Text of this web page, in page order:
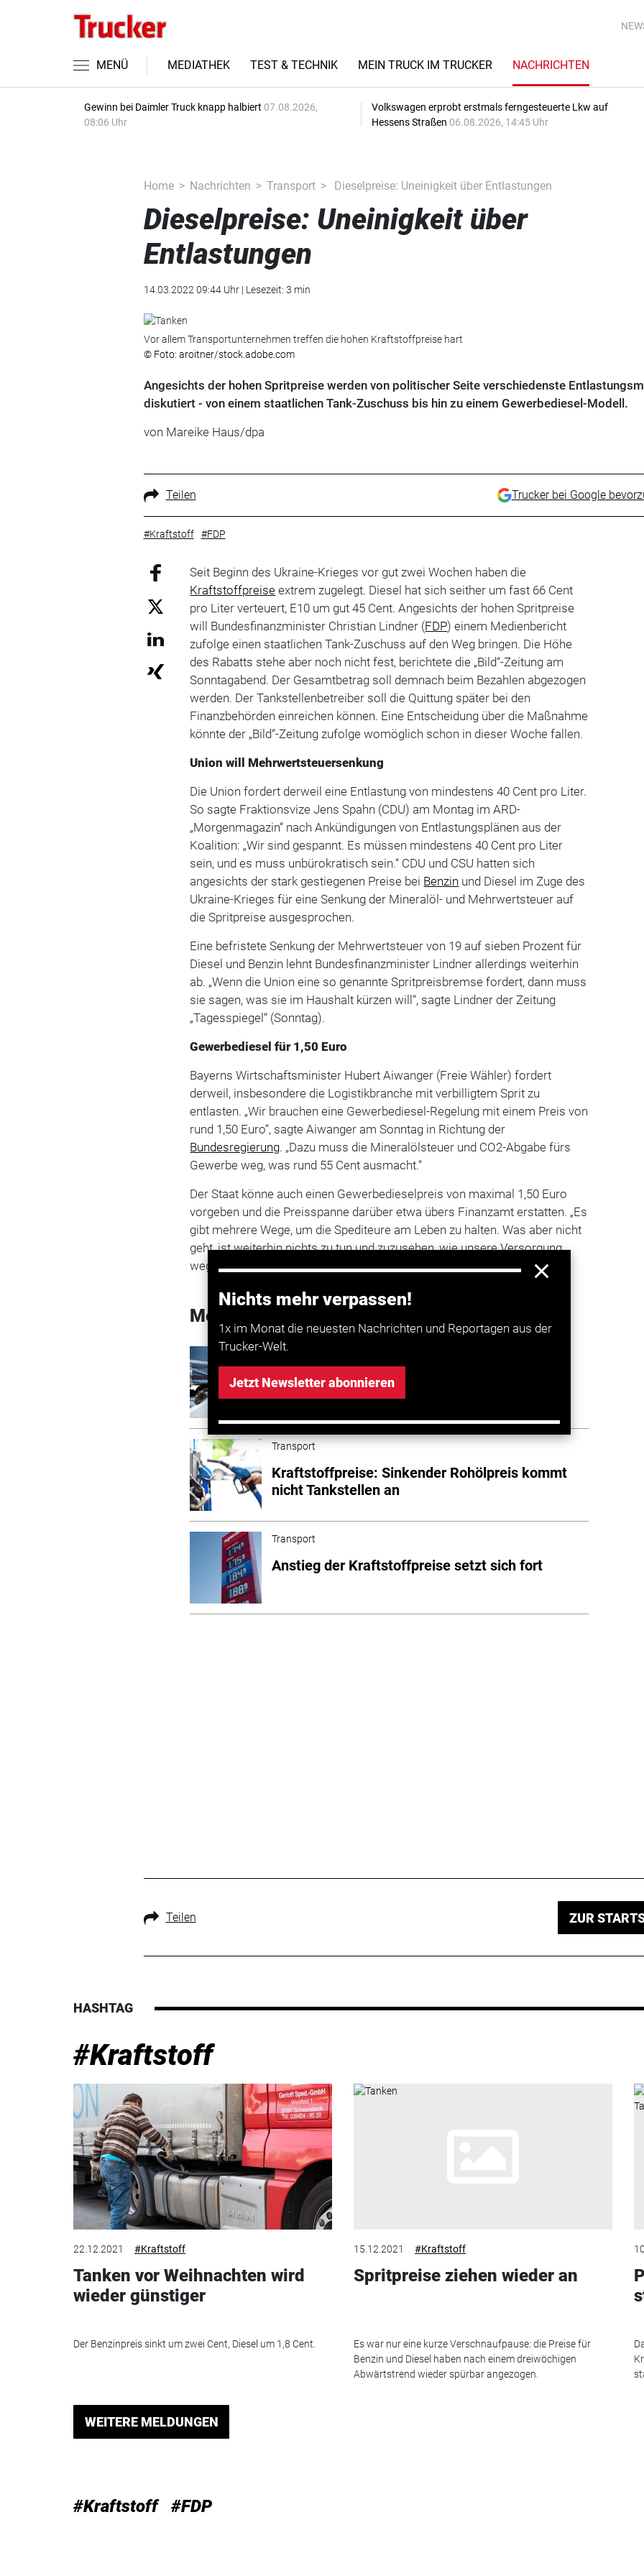
MENÜ MEDIATHEK TEST & TECHNIK MEIN TRUCK IM TRUCKER NACHRICHTEN
Gewinn bei Daimler Truck knapp halbiert 07.08.2026,
08:06 Uhr
Volkswagen erprobt erstmals ferngesteuerte Lkw auf
Hessens Straßen 06.08.2026, 14:45 Uhr
Home Nachrichten Transport Dieselpreise: Uneinigkeit über Entlastungen
Dieselpreise: Uneinigkeit über
Entlastungen
14.03.2022 09:44 Uhr | Lesezeit: 3 min
Vor allem Transportunternehmen treffen die hohen Kraftstoffpreise hart
© Foto: aroitner/stock.adobe.com
Angesichts der hohen Spritpreise werden von politischer Seite verschiedenste
diskutiert - von einem staatlichen Tank-Zuschuss bis hin zu einem Gewerbediesel-Modell.
von Mareike Haus/dpa
Teilen Trucker bei Google
#Kraftstoff #FDP
Nichts mehr verpassen!
1x im Monat die neuesten Nachrichten und Reportagen aus der
Trucker-Welt.
Jetzt Newsletter abonnieren
Seit Beginn des Ukraine-Krieges vor gut zwei Wochen haben die
Kraftstoffpreise extrem zugelegt. Diesel hat sich seither um fast 66 Cent
pro Liter verteuert, E10 um gut 45 Cent. Angesichts der hohen Spritpreise
will Bundesfinanzminister Christian Lindner (FDP) einem Medienbericht
zufolge einen staatlichen Tank-Zuschuss auf den Weg bringen. Die Höhe
des Rabatts stehe aber noch nicht fest, berichtete die „Bild“-Zeitung am
Sonntagabend. Der Gesamtbetrag soll demnach beim Bezahlen abgezogen
werden. Der Tankstellenbetreiber soll die Quittung später bei den
Finanzbehörden einreichen können. Eine Entscheidung über die Maßnahme
könnte der „Bild“-Zeitung zufolge womöglich schon in dieser Woche fallen.
Union will Mehrwertsteuersenkung
Die Union fordert derweil eine Entlastung von mindestens 40 Cent pro Liter.
So sagte Fraktionsvize Jens Spahn (CDU) am Montag im ARD-
„Morgenmagazin“ nach Ankündigungen von Entlastungsplänen aus der
Koalition: „Wir sind gespannt. Es müssen mindestens 40 Cent pro Liter
sein, und es muss unbürokratisch sein.“ CDU und CSU hatten sich
angesichts der stark gestiegenen Preise bei Benzin und Diesel im Zuge des
Ukraine-Krieges für eine Senkung der Mineralöl- und Mehrwertsteuer auf
die Spritpreise ausgesprochen.
Eine befristete Senkung der Mehrwertsteuer von 19 auf sieben Prozent für
Diesel und Benzin lehnt Bundesfinanzminister Lindner allerdings weiterhin
ab. „Wenn die Union eine so genannte Spritpreisbremse fordert, dann muss
sie sagen, was sie im Haushalt kürzen will“, sagte Lindner der Zeitung
„Tagesspiegel“ (Sonntag).
Gewerbediesel für 1,50 Euro
Bayerns Wirtschaftsminister Hubert Aiwanger (Freie Wähler) fordert
derweil, insbesondere die Logistikbranche mit verbilligtem Sprit zu
entlasten. „Wir brauchen eine Gewerbediesel-Regelung mit einem Preis von
rund 1,50 Euro“, sagte Aiwanger am Sonntag in Richtung der
Bundesregierung. „Dazu muss die Mineralölsteuer und CO2-Abgabe fürs
Gewerbe weg, was rund 55 Cent ausmacht.“
Der Staat könne auch einen Gewerbedieselpreis von maximal 1,50 Euro
vorgeben und die Preisspanne darüber etwa übers Finanzamt erstatten. „Es
gibt mehrere Wege, um die Spediteure am Leben zu halten. Was aber nicht
geht, ist weiterhin nichts zu tun und zuzusehen, wie unsere Versorgung
wegen der hohen Spritpreise zu wackeln beginnt“, sagte er. (dpa/mh)
Mehr zum Thema entdecken
Transport
Kraftstoffpreise sinken deutlich
Transport
Kraftstoffpreise: Sinkender Rohölpreis kommt
nicht Tankstellen an
Transport
Anstieg der Kraftstoffpreise setzt sich fort
Teilen ZUR
HASHTAG
#Kraftstoff
22.12.2021 #Kraftstoff
Tanken vor Weihnachten wird
wieder günstiger
Der Benzinpreis sinkt um zwei Cent, Diesel um 1,8 Cent.
15.12.2021 #Kraftstoff
Spritpreise ziehen wieder an
Es war nur eine kurze Verschnaufpause: die Preise für
Benzin und Diesel haben nach einem dreiwöchigen
Abwärtstrend wieder spürbar angezogen.
WEITERE MELDUNGEN
#Kraftstoff #FDP